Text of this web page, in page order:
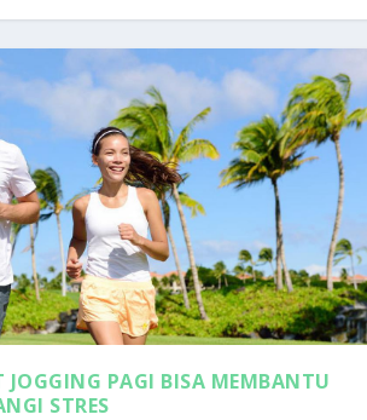
JOGGING PAGI BISA MEMBANTU
STRES